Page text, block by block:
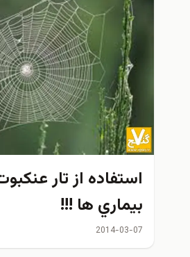
استفاده از تار عنکبوت در
بيماري ها !!!
2014-03-07